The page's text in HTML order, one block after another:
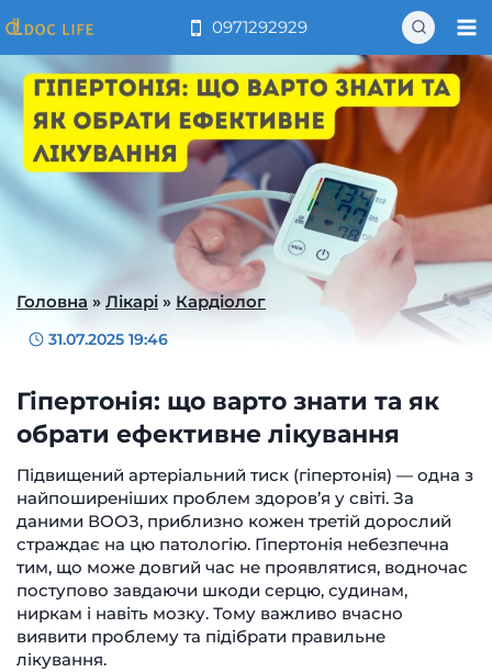
до
вмісту
0971292929
Головна » Лікарі » Кардіолог
31.07.2025 19:46
Гіпертонія: що варто знати та як
обрати ефективне лікування
Підвищений артеріальний тиск (гіпертонія) — одна з
найпоширеніших проблем здоров’я у світі. За
даними ВООЗ, приблизно кожен третій дорослий
страждає на цю патологію. Гіпертонія небезпечна
тим, що може довгий час не проявлятися, водночас
поступово завдаючи шкоди серцю, судинам,
ниркам і навіть мозку. Тому важливо вчасно
виявити проблему та підібрати правильне
лікування.